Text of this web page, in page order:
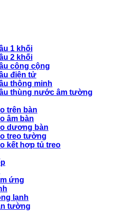
1 khối
2 khối
công cộng
điện tử
thông minh
thùng nước âm tường
trên bàn
âm bàn
dương bàn
treo tường
kết hợp tủ treo
ứng
lạnh
tường